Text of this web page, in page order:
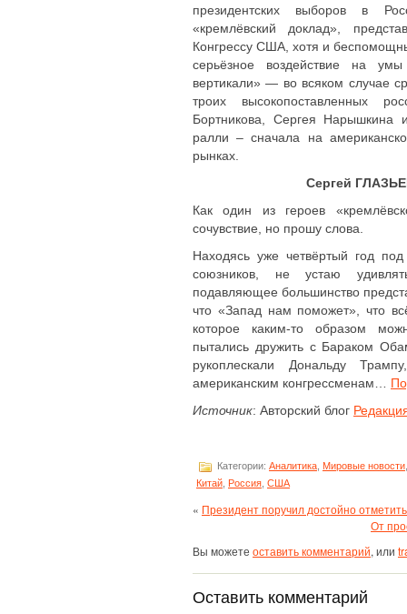
президентских выборов в
«кремлёвский доклад»,
Конгрессу США, хотя и
серьёзное воздействие на
вертикали» — во всяком случае
троих высокопоставленных
Бортникова, Сергея Нарышкина
ралли – сначала на
рынках.
Сергей
Как один из героев
сочувствие, но прошу слова.
Находясь уже четвёртый год
союзников, не устаю
подавляющее большинство
что «Запад нам поможет», что
которое каким-то образом
пытались дружить с Бараком
рукоплескали Дональду
американским конгрессменам…
Источник: Авторский блог
Категории: Аналитика Мировые новости
Китай Россия США
« Президент поручил достойно
От
Вы можете оставить комментарий, или
Оставить комментарий